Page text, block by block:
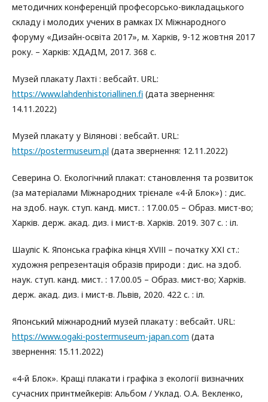
методичних конференцій професорсько-викладацького
складу і молодих учених в рамках IX Міжнародного
форуму «Дизайн-освіта 2017», м. Харків, 9-12 жовтня 2017
року. – Харків: ХДАДМ, 2017. 368 с.
Музей плакату Лахті : вебсайт. URL:
https://www.lahdenhistoriallinen.fi (дата звернення:
14.11.2022)
Музей плакату у Вілянові : вебсайт. URL:
https://postermuseum.pl (дата звернення: 12.11.2022)
Северина О. Екологічний плакат: становлення та розвиток
(за матеріалами Міжнародних трієнале «4-й Блок») : дис.
на здоб. наук. ступ. канд. мист. : 17.00.05 – Образ. мист-во;
Харків. держ. акад. диз. і мист-в. Харків. 2019. 307 с. : іл.
Шауліс К. Японська графіка кінця ХVІІІ – початку ХХІ ст.:
художня репрезентація образів природи : дис. на здоб.
наук. ступ. канд. мист. : 17.00.05 – Образ. мист-во; Харків.
держ. акад. диз. і мист-в. Львів, 2020. 422 с. : іл.
Японський міжнародний музей плакату : вебсайт. URL:
https://www.ogaki-postermuseum-japan.com (дата
звернення: 15.11.2022)
«4-й Блок». Кращі плакати і графіка з екології визначних
сучасних принтмейкерів: Альбом / Уклад. О.А. Векленко,